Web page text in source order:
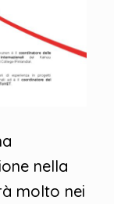
nella
molto nei